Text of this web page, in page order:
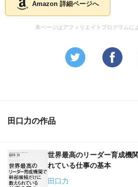
Amazon 詳細ページへ
本ページはアフィリエイトプログラムに
田口力の作品
世界最高のリーダー育成機
れている仕事の基本
田口力